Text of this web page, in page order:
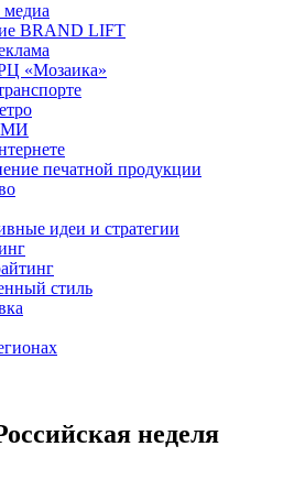
медиа
BRAND LIFT
«Мозаика»
печатной продукции
идеи и стратегии
стиль
неделя